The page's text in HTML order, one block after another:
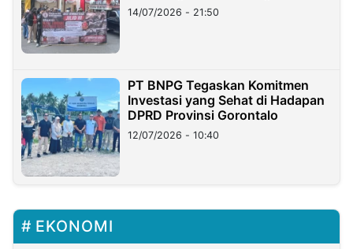
Lampung
14/07/2026 - 21:50
PT BNPG Tegaskan Komitmen
Investasi yang Sehat di Hadapan
DPRD Provinsi Gorontalo
12/07/2026 - 10:40
EKONOMI